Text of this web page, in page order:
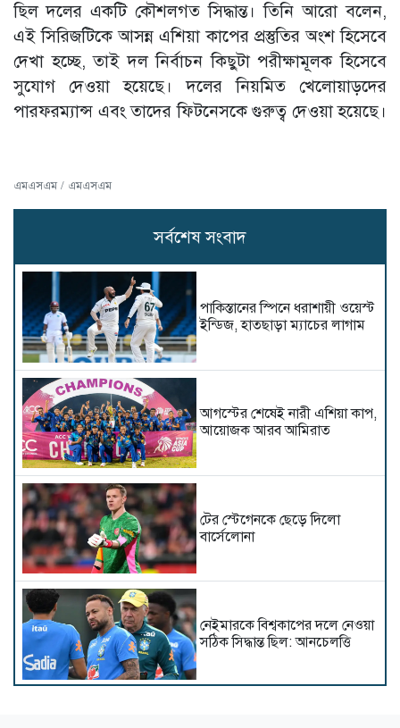
ছিল দলের একটি কৌশলগত সিদ্ধান্ত। তিনি আরো বলেন,
এই সিরিজটিকে আসন্ন এশিয়া কাপের প্রস্তুতির অংশ হিসেবে
দেখা হচ্ছে, তাই দল নির্বাচন কিছুটা পরীক্ষামূলক হিসেবে
সুযোগ দেওয়া হয়েছে। দলের নিয়মিত খেলোয়াড়দের
পারফরম্যান্স এবং তাদের ফিটনেসকে গুরুত্ব দেওয়া হয়েছে।
এমএসএম / এমএসএম
সর্বশেষ সংবাদ
পাকিস্তানের স্পিনে ধরাশায়ী ওয়েস্ট
ইন্ডিজ, হাতছাড়া ম্যাচের লাগাম
আগস্টের শেষেই নারী এশিয়া কাপ,
আয়োজক আরব আমিরাত
টের স্টেগেনকে ছেড়ে দিলো
বার্সেলোনা
নেইমারকে বিশ্বকাপের দলে নেওয়া
সঠিক সিদ্ধান্ত ছিল: আনচেলত্তি